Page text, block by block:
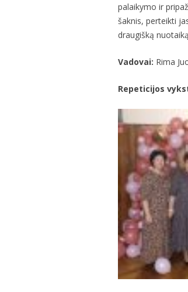
palaikymo ir
šaknis, perteikti
draugišką
Vadovai: Rima
Repeticijos